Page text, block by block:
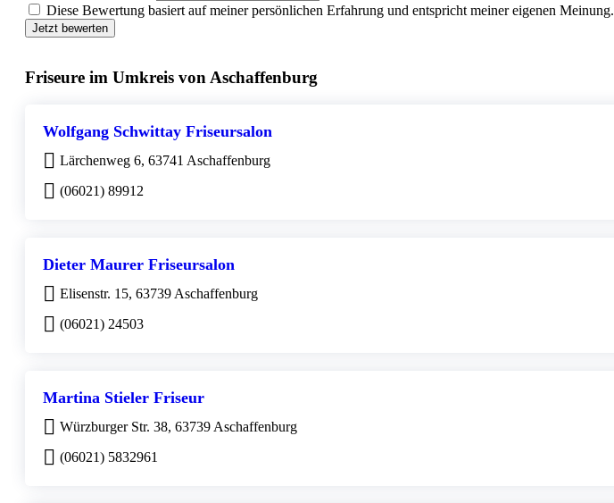
Diese Bewertung basiert auf meiner persönlichen Erfahrung und entspricht meiner eigenen Meinung.
Jetzt bewerten
Friseure im Umkreis von Aschaffenburg
Wolfgang Schwittay Friseursalon
Lärchenweg 6, 63741 Aschaffenburg
(06021) 89912
Dieter Maurer Friseursalon
Elisenstr. 15, 63739 Aschaffenburg
(06021) 24503
Martina Stieler Friseur
Würzburger Str. 38, 63739 Aschaffenburg
(06021) 5832961